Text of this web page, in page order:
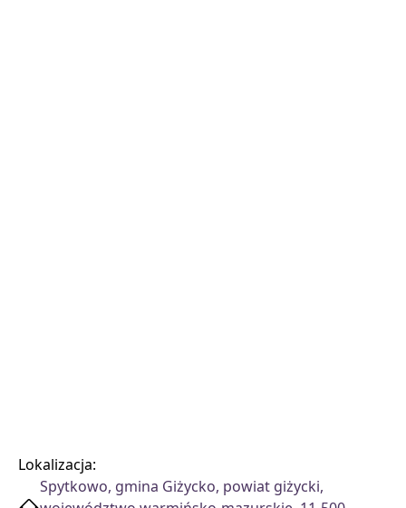
Lokalizacja:
Spytkowo, gmina Giżycko, powiat giżycki,